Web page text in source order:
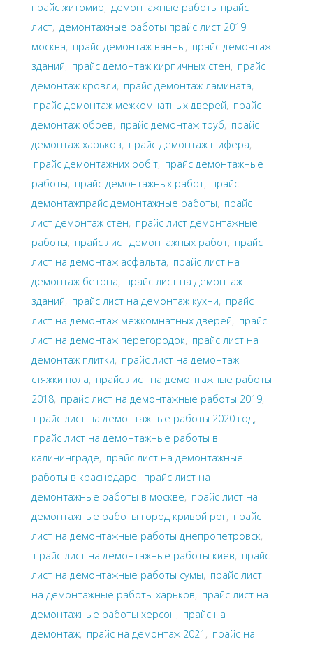
прайс житомир, демонтажные работы прайс
лист, демонтажные работы прайс лист 2019
москва, прайс демонтаж ванны, прайс демонтаж
зданий, прайс демонтаж кирпичных стен, прайс
демонтаж кровли, прайс демонтаж ламината,
прайс демонтаж межкомнатных дверей, прайс
демонтаж обоев, прайс демонтаж труб, прайс
демонтаж харьков, прайс демонтаж шифера,
прайс демонтажних робіт, прайс демонтажные
работы, прайс демонтажных работ, прайс
демонтажпрайс демонтажные работы, прайс
лист демонтаж стен, прайс лист демонтажные
работы, прайс лист демонтажных работ, прайс
лист на демонтаж асфальта, прайс лист на
демонтаж бетона, прайс лист на демонтаж
зданий, прайс лист на демонтаж кухни, прайс
лист на демонтаж межкомнатных дверей, прайс
лист на демонтаж перегородок, прайс лист на
демонтаж плитки, прайс лист на демонтаж
стяжки пола, прайс лист на демонтажные работы
2018, прайс лист на демонтажные работы 2019,
прайс лист на демонтажные работы 2020 год,
прайс лист на демонтажные работы в
калининграде, прайс лист на демонтажные
работы в краснодаре, прайс лист на
демонтажные работы в москве, прайс лист на
демонтажные работы город кривой рог, прайс
лист на демонтажные работы днепропетровск,
прайс лист на демонтажные работы киев, прайс
лист на демонтажные работы сумы, прайс лист
на демонтажные работы харьков, прайс лист на
демонтажные работы херсон, прайс на
демонтаж, прайс на демонтаж 2021 , прайс на